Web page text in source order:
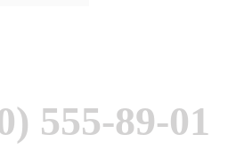
555-89-01